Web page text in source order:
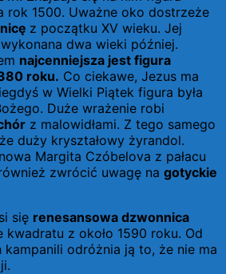
rok 1500. Uważne oko dostrzeże
z początku XV wieku. Jej
dwa wieki później.
najcenniejsza jest figura
roku. Co ciekawe, Jezus ma
w Wielki Piątek figura była
Duże wrażenie robi
z malowidłami. Z tego samego
duży kryształowy żyrandol.
Margita Czóbelova z pałacu
zwrócić uwagę na gotyckie
się renesansowa dzwonnica
kwadratu z około 1590 roku. Od
kampanili odróżnia ją to, że nie ma